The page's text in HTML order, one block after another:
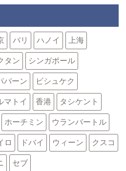
バリ ハノイ 上海
タン シンガポール
バーン ビシュケク
マトイ 香港 タシケント
ホーチミン ウランバートル
ロ ドバイ ウィーン クスコ
セブ